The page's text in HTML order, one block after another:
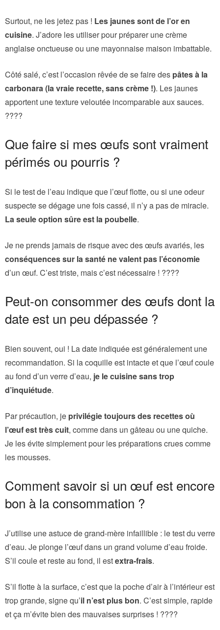
Surtout, ne les jetez pas ! Les jaunes sont de l’or en
cuisine. J’adore les utiliser pour préparer une crème
anglaise onctueuse ou une mayonnaise maison imbattable.
Côté salé, c’est l’occasion rêvée de se faire des pâtes à la
carbonara (la vraie recette, sans crème !). Les jaunes
apportent une texture veloutée incomparable aux sauces.
????
Que faire si mes œufs sont vraiment
périmés ou pourris ?
Si le test de l’eau indique que l’œuf flotte, ou si une odeur
suspecte se dégage une fois cassé, il n’y a pas de miracle.
La seule option sûre est la poubelle.
Je ne prends jamais de risque avec des œufs avariés, les
conséquences sur la santé ne valent pas l’économie
d’un œuf. C’est triste, mais c’est nécessaire ! ????️
Peut-on consommer des œufs dont la
date est un peu dépassée ?
Bien souvent, oui ! La date indiquée est généralement une
recommandation. Si la coquille est intacte et que l’œuf coule
au fond d’un verre d’eau, je le cuisine sans trop
d’inquiétude.
Par précaution, je privilégie toujours des recettes où
l’œuf est très cuit, comme dans un gâteau ou une quiche.
Je les évite simplement pour les préparations crues comme
les mousses.
Comment savoir si un œuf est encore
bon à la consommation ?
J’utilise une astuce de grand-mère infaillible : le test du verre
d’eau. Je plonge l’œuf dans un grand volume d’eau froide.
S’il coule et reste au fond, il estextra-frais.
S’il flotte à la surface, c’est que la poche d’air à l’intérieur est
trop grande, signe qu’il n’est plus bon. C’est simple, rapide
et ça m’évite bien des mauvaises surprises ! ????